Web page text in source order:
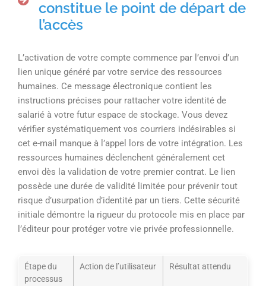
constitue le point de départ de
l’accès
L’activation de votre compte commence par l’envoi d’un
lien unique généré par votre service des ressources
humaines. Ce message électronique contient les
instructions précises pour rattacher votre identité de
salarié à votre futur espace de stockage. Vous devez
vérifier systématiquement vos courriers indésirables si
cet e-mail manque à l’appel lors de votre intégration. Les
ressources humaines déclenchent généralement cet
envoi dès la validation de votre premier contrat. Le lien
possède une durée de validité limitée pour prévenir tout
risque d’usurpation d’identité par un tiers. Cette sécurité
initiale démontre la rigueur du protocole mis en place par
l’éditeur pour protéger votre vie privée professionnelle.
Étape du
processus
Action de l’utilisateur Résultat attendu